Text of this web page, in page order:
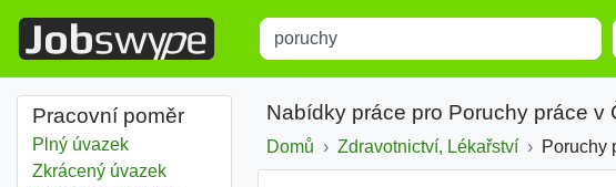
Title
Pracovní poměr
Plný úvazek
Zkrácený úvazek
Nabídky práce pro Poruchy práce v
Domů Zdravotnictví, Lékařství Poruchy